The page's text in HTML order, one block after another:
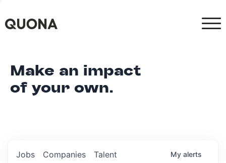
Make an impact
of your own.
Jobs Companies Talent My alerts